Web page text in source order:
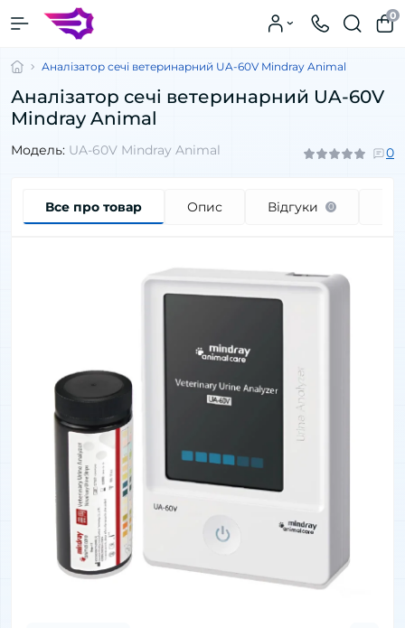
0
Аналізатор сечі ветеринарний UA-60V Mindray Animal
Аналізатор сечі ветеринарний UA-60V
Mindray Animal
Модель: UA-60V Mindray Animal 0
Все про товар Опис Відгуки 0